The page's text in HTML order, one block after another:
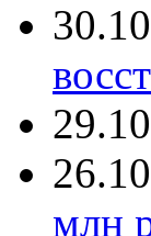
млн